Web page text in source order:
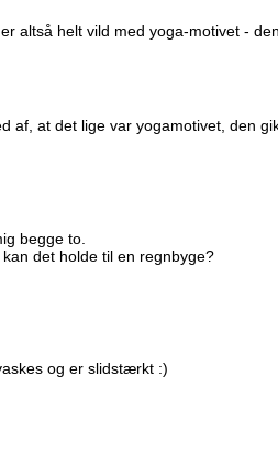
altså helt vild med yoga-motivet -
af, at det lige var yogamotivet, den
begge to.
det holde til en regnbyge?
og er slidstærkt :)